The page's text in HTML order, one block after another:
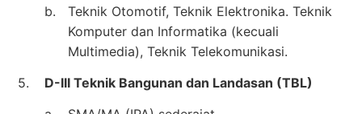
b.
Teknik Otomotif, Teknik Elektronika. Teknik
Komputer dan Informatika (kecuali
Multimedia), Teknik Telekomunikasi.
5.
D-III Teknik Bangunan dan Landasan (TBL)